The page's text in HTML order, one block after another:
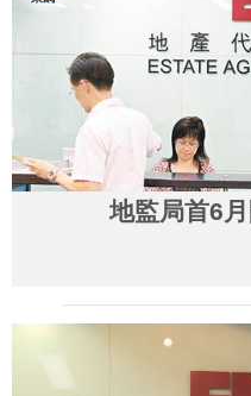
地監局首6